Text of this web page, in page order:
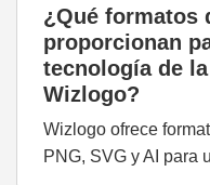
¿Qué formatos
proporcionan
tecnología de
Wizlogo?
Wizlogo ofrece
PNG, SVG y AI para